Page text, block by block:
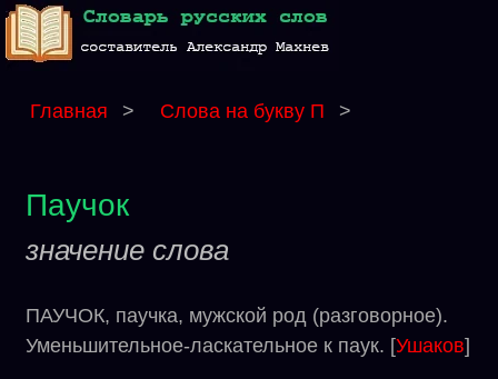
Главная > Слова на букву П >
Паучок
значение слова
ПАУЧОК, паучка, мужской род (разговорное).
Уменьшительное-ласкательное к паук. [Ушаков]